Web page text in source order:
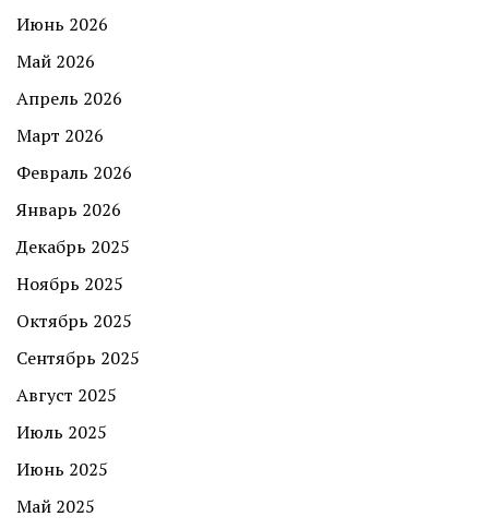
Июнь 2026
Май 2026
Апрель 2026
Март 2026
Февраль 2026
Январь 2026
Декабрь 2025
Ноябрь 2025
Октябрь 2025
Сентябрь 2025
Август 2025
Июль 2025
Июнь 2025
Май 2025